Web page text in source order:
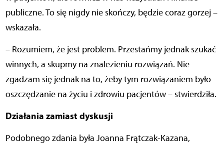
publiczne. To się nigdy nie skończy, będzie coraz gorzej –
wskazała.
– Rozumiem, że jest problem. Przestańmy jednak szukać
winnych, a skupmy na znalezieniu rozwiązań. Nie
zgadzam się jednak na to, żeby tym rozwiązaniem było
oszczędzanie na życiu i zdrowiu pacjentów – stwierdziła.
Działania zamiast dyskusji
Podobnego zdania była Joanna Frątczak-Kazana,